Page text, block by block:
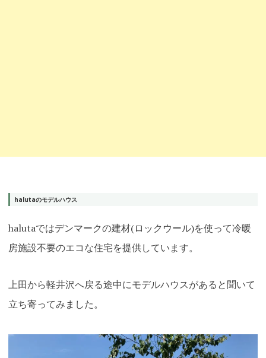
halutaのモデルハウス
halutaではデンマークの建材(ロックウール)を使って冷暖
房施設不要のエコな住宅を提供しています。
上田から軽井沢へ戻る途中にモデルハウスがあると聞いて
立ち寄ってみました。